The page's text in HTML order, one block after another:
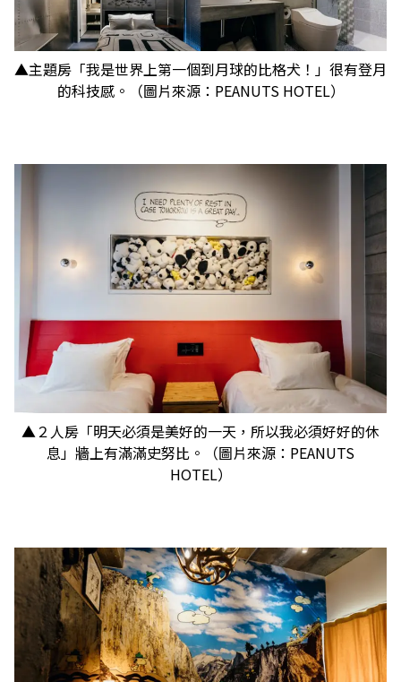
▲主題房「我是世界上第一個到月球的比格犬！」很有登月
的科技感。（圖片來源：PEANUTS HOTEL）
▲２人房「明天必須是美好的一天，所以我必須好好的休
息」牆上有滿滿史努比。（圖片來源：PEANUTS
HOTEL）